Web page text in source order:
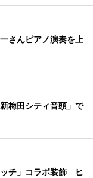
さんピアノ演奏を上
梅田シティ音頭」で
チ」コラボ装飾 ヒ